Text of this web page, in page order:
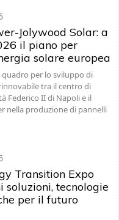
Jolywood Solar: a
il piano per
solare europea
per lo sviluppo di
tra il centro di
Federico II di Napoli e il
nella produzione di pannelli
Transition Expo
soluzioni, tecnologie
per il futuro